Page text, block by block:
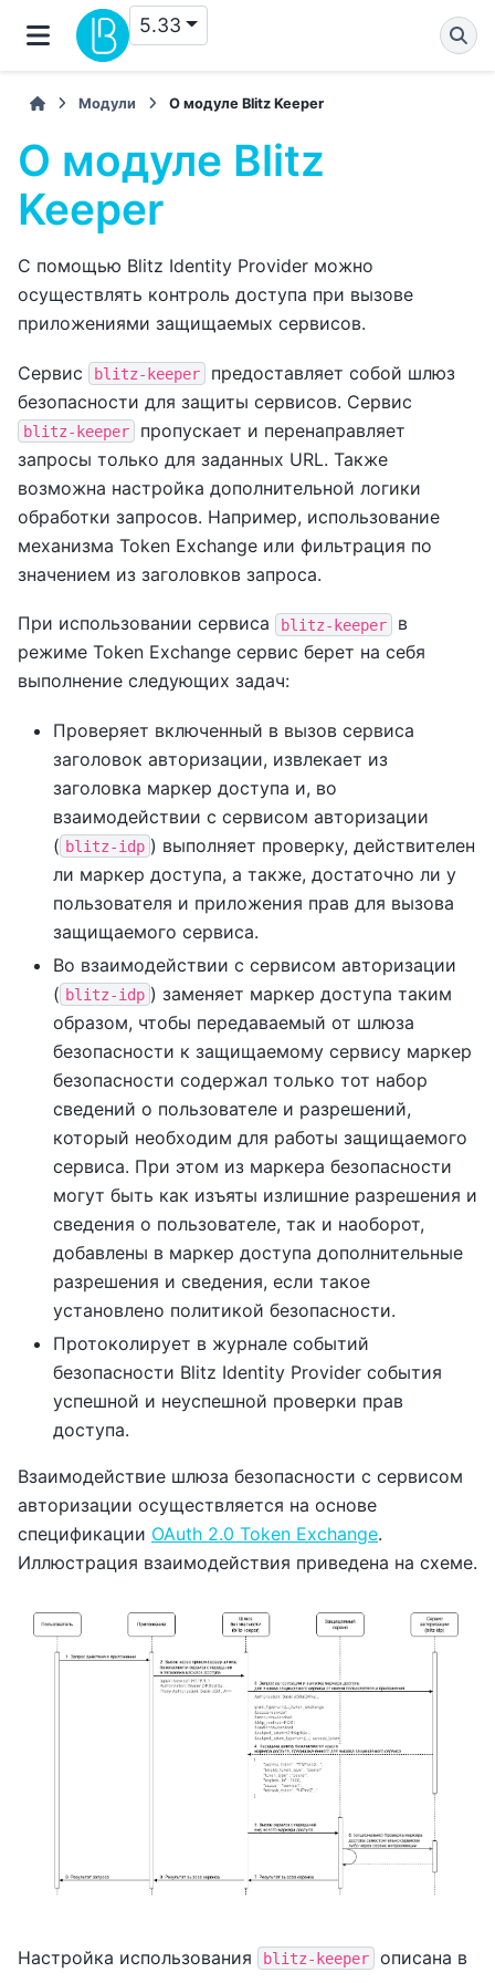
5.33
Модули О модуле Blitz Keeper
О модуле Blitz
Keeper
С помощью Blitz Identity Provider можно
осуществлять контроль доступа при вызове
приложениями защищаемых сервисов.
Сервис blitz-keeper
предоставляет собой шлюз
безопасности для защиты сервисов. Сервис
blitz-keeper
пропускает и перенаправляет
запросы только для заданных URL. Также
возможна настройка дополнительной логики
обработки запросов. Например, использование
механизма Token Exchange или фильтрация по
значением из заголовков запроса.
При использовании сервиса blitz-keeper
в
режиме Token Exchange сервис берет на себя
выполнение следующих задач:
Проверяет включенный в вызов сервиса
заголовок авторизации, извлекает из
заголовка маркер доступа и, во
взаимодействии с сервисом авторизации
( blitz-idp ) выполняет проверку, действителен
ли маркер доступа, а также, достаточно ли у
пользователя и приложения прав для вызова
защищаемого сервиса.
Во взаимодействии с сервисом авторизации
( blitz-idp ) заменяет маркер доступа таким
образом, чтобы передаваемый от шлюза
безопасности к защищаемому сервису маркер
безопасности содержал только тот набор
сведений о пользователе и разрешений,
который необходим для работы защищаемого
сервиса. При этом из маркера безопасности
могут быть как изъяты излишние разрешения и
сведения о пользователе, так и наоборот,
добавлены в маркер доступа дополнительные
разрешения и сведения, если такое
установлено политикой безопасности.
Протоколирует в журнале событий
безопасности Blitz Identity Provider события
успешной и неуспешной проверки прав
доступа.
Взаимодействие шлюза безопасности с сервисом
авторизации осуществляется на основе
спецификации OAuth 2.0 Token Exchange.
Иллюстрация взаимодействия приведена на схеме.
Настройка использования blitz-keeper
описана в